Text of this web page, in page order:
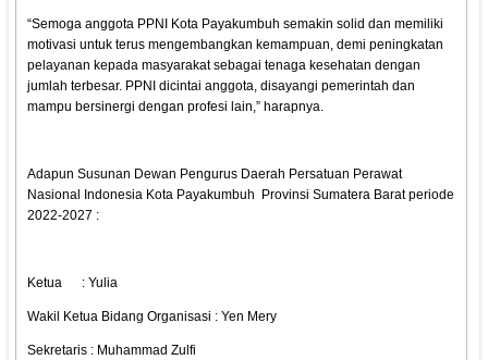
“Semoga anggota PPNI Kota Payakumbuh semakin solid dan memiliki
motivasi untuk terus mengembangkan kemampuan, demi peningkatan
pelayanan kepada masyarakat sebagai tenaga kesehatan dengan
jumlah terbesar. PPNI dicintai anggota, disayangi pemerintah dan
mampu bersinergi dengan profesi lain,” harapnya.
Adapun Susunan Dewan Pengurus Daerah Persatuan Perawat
Nasional Indonesia Kota Payakumbuh Provinsi Sumatera Barat periode
2022-2027 :
Ketua : Yulia
Wakil Ketua Bidang Organisasi : Yen Mery
Sekretaris : Muhammad Zulfi